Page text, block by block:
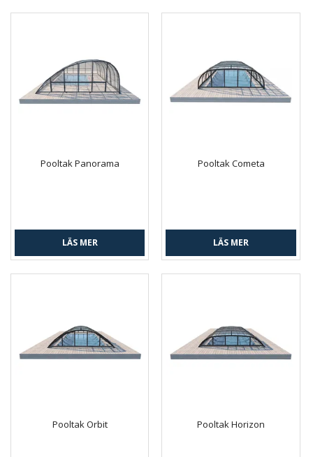
Pooltak Panorama
LÄS MER
Pooltak Cometa
LÄS MER
Pooltak Orbit Pooltak Horizon